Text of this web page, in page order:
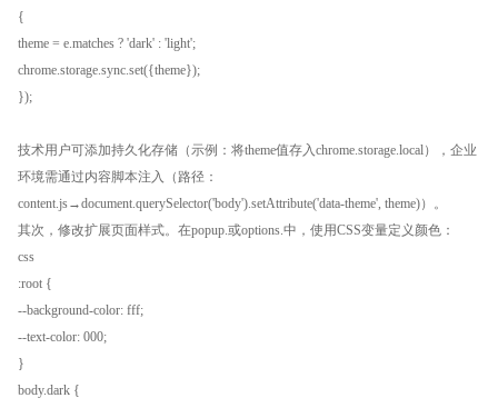
{
theme = e.matches ? 'dark' : 'light';
chrome.storage.sync.set({theme});
});
技术用户可添加持久化存储（示例：将theme值存入chrome.storage.local），企业
环境需通过内容脚本注入（路径：
content.js→document.querySelector('body').setAttribute('data-theme', theme)）。
其次，修改扩展页面样式。在popup.或options.中，使用CSS变量定义颜色：
css
:root {
--background-color: fff;
--text-color: 000;
}
body.dark {